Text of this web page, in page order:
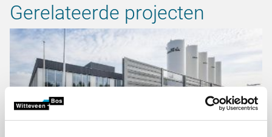
Gerelateerde projecten